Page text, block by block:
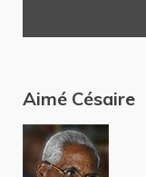
Aimé Césaire